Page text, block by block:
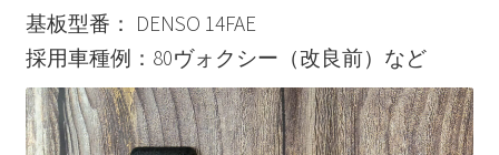
基板型番： DENSO 14FAE
採用車種例：80ヴォクシー（改良前）など